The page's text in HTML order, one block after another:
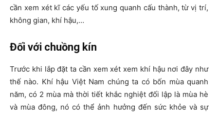
cần xem xét kĩ các yếu tố xung quanh cấu thành, từ vị trí,
không gian, khí hậu,…
Đối với chuồng kín
Trước khi lắp đặt ta cần xem xét xem khí hậu nơi đây như
thế nào. Khí hậu Việt Nam chúng ta có bốn mùa quanh
năm, có 2 mùa mà thời tiết khắc nghiệt đối lập là mùa hè
và mùa đông, nó có thể ảnh hưởng đến sức khỏe và sự